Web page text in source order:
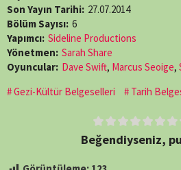
Son Yayın Tarihi: 27.07.2014
Bölüm Sayısı: 6
Yapımcı: Sideline Productions
Yönetmen: Sarah Share
Oyuncular: Dave Swift, Marcus Seoige,
Gezi-Kültür Belgeselleri
Tarih
Beğendiyseniz,